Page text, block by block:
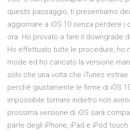
questo passaggio, ti presentiamo
aggiornare a iOS 10 senza perdere i
ora. Ho provato a fare il downgrade
Ho effettuato tutte le procedure, ho
mode ed ho caricato la versione
solo che una volta che iTunes
perchè giustamente le firme di iOS
impossibile tornare indietro non
prossima versione di iOS sarà
parte degli iPhone, iPad e iPod